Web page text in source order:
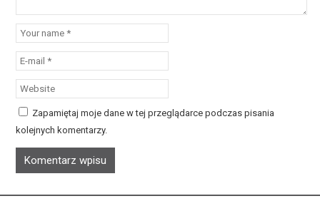
Zapamiętaj moje dane w tej przeglądarce podczas pisania
kolejnych komentarzy.